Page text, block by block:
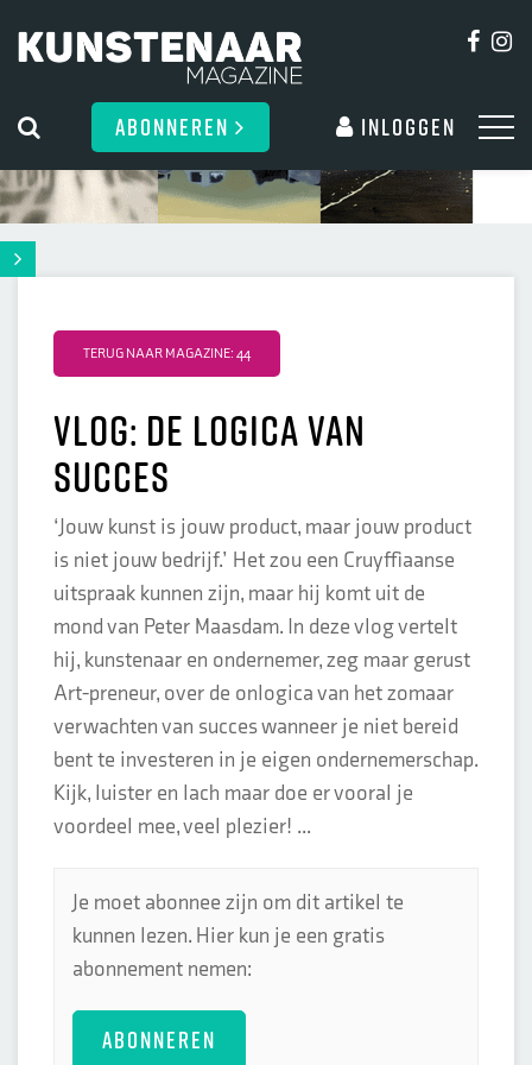
ABONNEREN Inloggen
TERUG NAAR MAGAZINE: 44
Vlog: de logica van
succes
‘Jouw kunst is jouw product, maar jouw product
is niet jouw bedrijf.’ Het zou een Cruyffiaanse
uitspraak kunnen zijn, maar hij komt uit de
mond van Peter Maasdam. In deze vlog vertelt
hij, kunstenaar en ondernemer, zeg maar gerust
Art-preneur, over de onlogica van het zomaar
verwachten van succes wanneer je niet bereid
bent te investeren in je eigen ondernemerschap.
Kijk, luister en lach maar doe er vooral je
voordeel mee, veel plezier! ...
Je moet abonnee zijn om dit artikel te
kunnen lezen. Hier kun je een gratis
abonnement nemen:
ABONNEREN